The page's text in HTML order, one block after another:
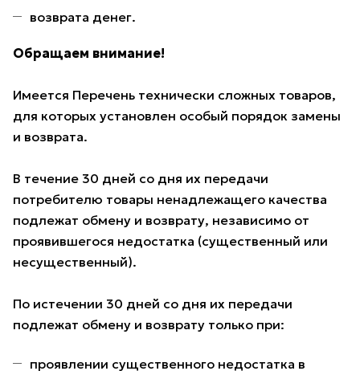
возврата денег.
Обращаем внимание!
Имеется Перечень технически сложных товаров,
для которых установлен особый порядок замены
и возврата.
В течение 30 дней со дня их передачи
потребителю товары ненадлежащего качества
подлежат обмену и возврату, независимо от
проявившегося недостатка (существенный или
несущественный).
По истечении 30 дней со дня их передачи
подлежат обмену и возврату только при:
проявлении существенного недостатка в